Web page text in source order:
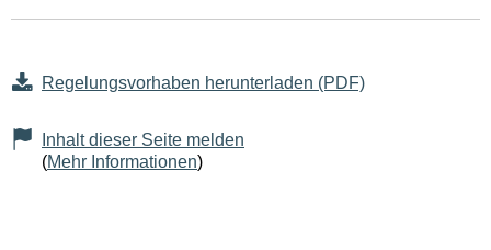
Regelungsvorhaben herunterladen (PDF)
Inhalt dieser Seite melden
(Mehr Informationen)